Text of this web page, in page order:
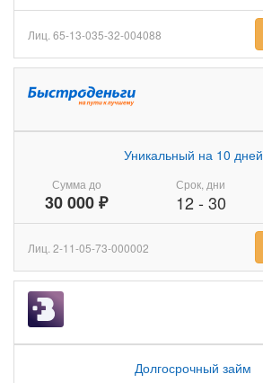
Лиц. 65-13-035-32-004088
Сумма до
30 000 ₽
Уникальный на 10 дней
Срок, дни
12- 30
Лиц. 2-11-05-73-000002
Долгосрочный займ